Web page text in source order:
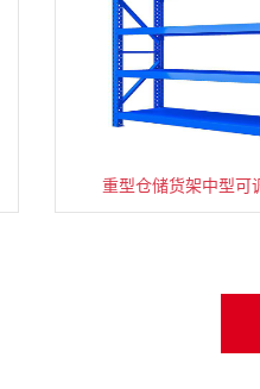
重型仓储货架中型可